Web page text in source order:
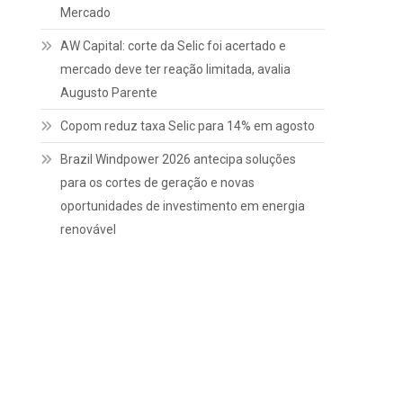
Mercado
AW Capital: corte da Selic foi acertado e
mercado deve ter reação limitada, avalia
Augusto Parente
Copom reduz taxa Selic para 14% em agosto
Brazil Windpower 2026 antecipa soluções
para os cortes de geração e novas
oportunidades de investimento em energia
renovável